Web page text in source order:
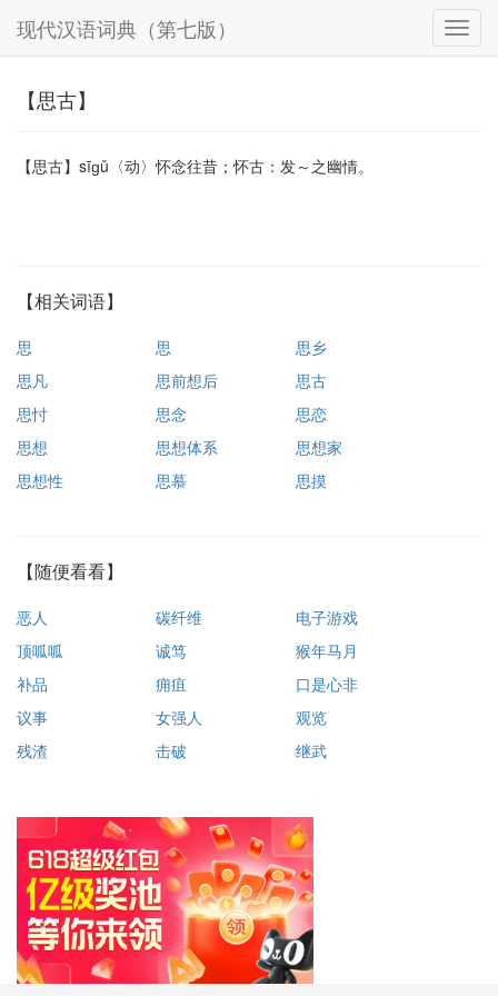
现代汉语词典（第七版）
【思古】
【思古】sīɡǔ〈动〉怀念往昔；怀古：发～之幽情。
【相关词语】
思 思
思乡
思凡
思前想后
思古
思忖
思念
思恋
思想
思想体系
思想家
思想性
思慕 思摸
【随便看看】
恶人 碳纤维
电子游戏
顶呱呱
诚笃
猴年马月
补品
痈疽
口是心非
议事
女强人
观览
残渣
击破 继武